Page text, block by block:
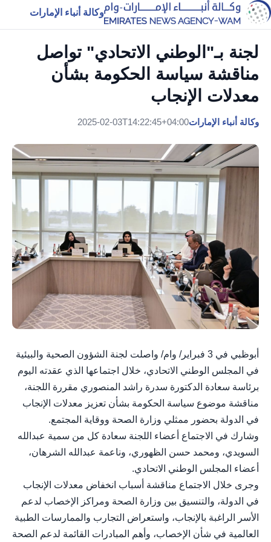
وكالة أنباء الإمارات
لجنة بـ"الوطني الاتحادي" تواصل
مناقشة سياسة الحكومة بشأن
معدلات الإنجاب
وكالة أنباء الإمارات2025-02-03T14:22:45+04:00
أبوظبي في 3 فبراير/ وام/ واصلت لجنة الشؤون الصحية والبيئية
في المجلس الوطني الاتحادي، خلال اجتماعها الذي عقدته اليوم
برئاسة سعادة الدكتورة سدرة راشد المنصوري مقررة اللجنة،
مناقشة موضوع سياسة الحكومة بشأن تعزيز معدلات الإنجاب
في الدولة بحضور ممثلي وزارة الصحة ووقاية المجتمع.
وشارك في الاجتماع أعضاء اللجنة سعادة كل من سمية عبدالله
السويدي، ومحمد حسن الظهوري، وناعمة عبدالله الشرهان،
أعضاء المجلس الوطني الاتحادي.
وجرى خلال الاجتماع مناقشة أسباب انخفاض معدلات الإنجاب
في الدولة، والتنسيق بين وزارة الصحة ومراكز الإخصاب لدعم
الأسر الراغبة بالإنجاب، واستعراض التجارب والممارسات الطبية
العالمية في شأن الإخصاب، وأهم المبادرات القائمة لدعم الصحة